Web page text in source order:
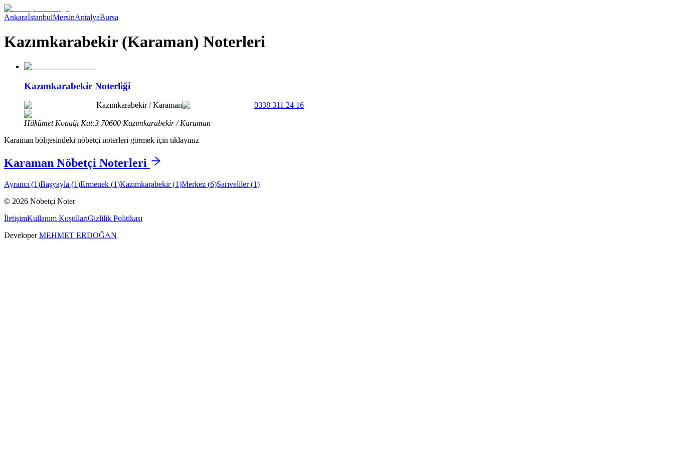
AnkaraİstanbulMersinAntalyaBursa
Kazımkarabekir (Karaman) Noterleri
Kazımkarabekir Noterliği
Kazımkarabekir/Karaman 0338 311 24 16
Hükümet Konağı Kat:3 70600 Kazımkarabekir / Karaman
Karaman bölgesindeki nöbetçi noterleri görmek için tıklayınız
Karaman Nöbetçi Noterleri
Ayrancı (1)Başyayla (1)Ermenek (1)Kazımkarabekir(1)Merkez (6)Sarıveliler(1)
© 2026 Nöbetçi Noter
İletişimKullanım KoşullarıGizlilik Politikası
DeveloperMEHMET ERDOĞAN